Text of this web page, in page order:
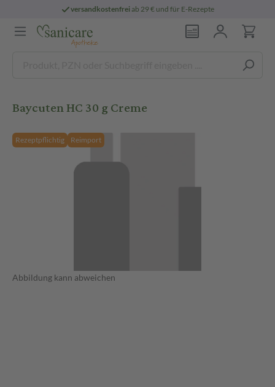
versandkostenfreiab 29 € und für E-Rezepte
Baycuten HC 30 g Creme
Rezeptpflichtig Reimport
Abbildung kann abweichen